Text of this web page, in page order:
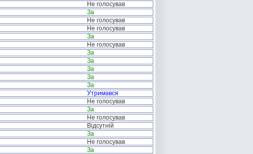
Не голосував
За
Не голосував
Не голосував
За
Не голосував
За
За
За
За
За
Утримався
Не голосував
За
Не голосував
Відсутній
За
Не голосував
За